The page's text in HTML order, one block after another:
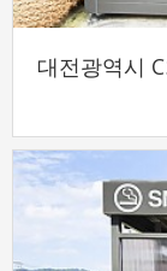
대전광역시